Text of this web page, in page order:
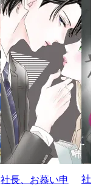
社長、お慕い申
社